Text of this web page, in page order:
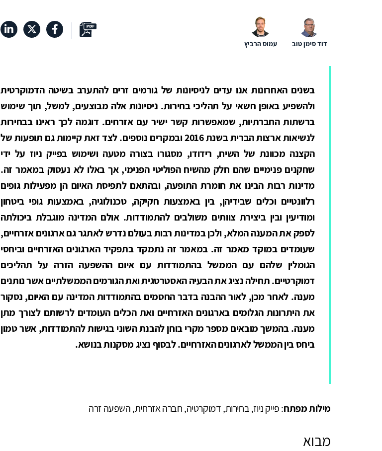
דוד סימן טוב עמוס הרביץ
בשנים האחרונות אנו עדים לניסיונות של גורמים זרים להתערב בשיטה הדמוקרטית
ולהשפיע באופן חשאי על תהליכי בחירות. ניסיונות אלה מבוצעים, למשל, תוך שימוש
ברשתות החברתיות, שמאפשרות קשר ישיר עם אזרחים. דוגמה לכך ראינו בבחירות
לנשיאות ארצות הברית בשנת 2016 ובמקרים נוספים. לצד זאת קיימות גם תופעות של
הקצנה מכוונת של השיח, רידודו, מסגורו בצורה מטעה ושימוש בפייק ניוז על ידי
שחקנים פנימיים שהם חלק מהשיח הפוליטי הפנימי, אך באלו לא נעסוק במאמר זה.
מדינות רבות הבינו את חומרת התופעה, ובהתאם לתפיסת האיום הן מפעילות גופים
רלוונטיים וכלים שבידיהן, בין באמצעות חקיקה, טכנולוגיה, באמצעות גופי ביטחון
ומודיעין ובין ביצירת צוותים משולבים להתמודדות. אולם המדינה מוגבלת ביכולתה
לספק את המענה המלא, ולכן במדינות רבות בעולם נדרש לאתגר גם ארגונים אזרחיים,
שעומדים במוקד מאמר זה. במאמר זה נתמקד בתפקיד הארגונים האזרחיים וביחסי
הגומלין שלהם עם הממשל בהתמודדות עם איום ההשפעה הזרה על תהליכים
דמוקרטיים. תחילה נציג את הבעיה האסטרטגית ואת הגורמים הממשלתיים אשר נותנים
מענה. לאחר מכן, לאור ההבנה בדבר החסמים בהתמודדות המדינה עם האיום, נסקור
את היתרונות הגלומים בארגונים האזרחיים ואת הכלים העומדים לרשותם לצורך מתן
מענה. בהמשך מובאים מספר מקרי בוחן להבנת השוני בגישות להתמודדות, אשר טמון
ביחס בין הממשל לארגונים האזרחיים. לבסוף נציג מסקנות בנושא.
מילות מפתח: פייק ניוז, בחירות, דמוקרטיה, חברה אזרחית, השפעה זרה
מבוא